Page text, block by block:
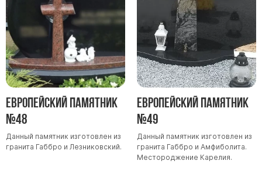
Европейский памятник
№48
Данный памятник изготовлен из
гранита Габбро и Лезниковский.
Европейский памятник
№49
Данный памятник изготовлен из
гранита Габбро и Амфиболита.
Местороджение Карелия.